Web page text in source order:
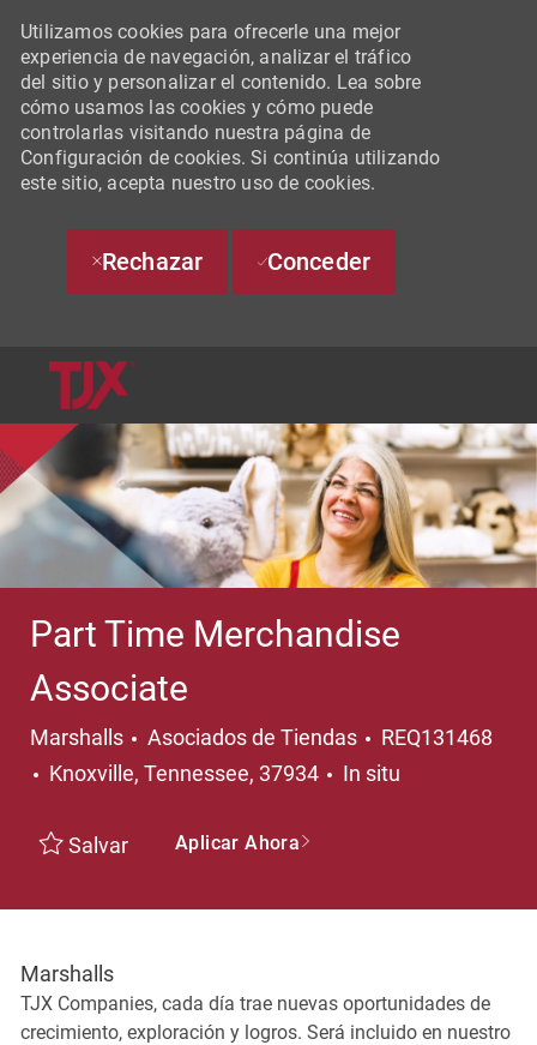
Utilizamos cookies para ofrecerle una mejor
experiencia de navegación, analizar el tráfico
del sitio y personalizar el contenido. Lea sobre
cómo usamos las cookies y cómo puede
controlarlas visitando nuestra página de
Configuración de cookies. Si continúa utilizando
este sitio, acepta nuestro uso de cookies.
Rechazar Conceder
Part Time Merchandise
Associate
Marshalls Categoría
Asociados de Tiendas
REQ131468
Ubicación
Knoxville, Tennessee, 37934 In situ
Salvar Aplicar Ahora
Marshalls
TJX Companies, cada día trae nuevas oportunidades de
crecimiento, exploración y logros. Será incluido en nuestro